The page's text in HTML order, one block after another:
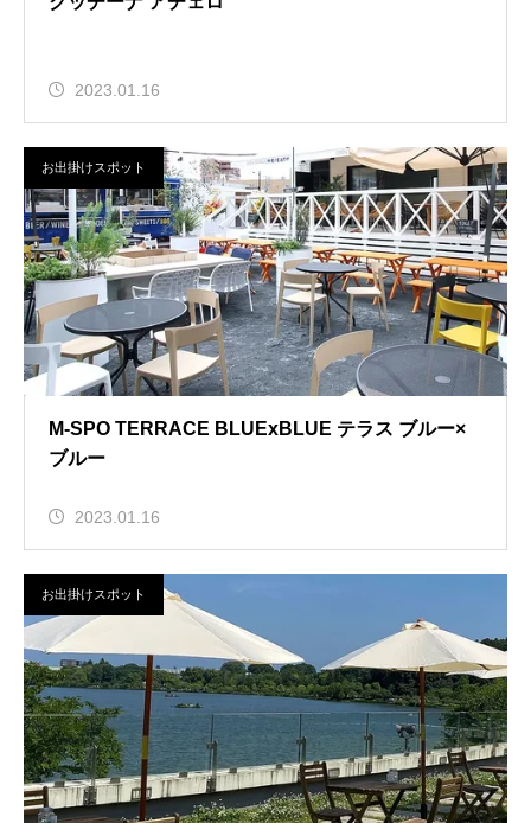
2023.01.16
お出掛けスポット
M-SPO TERRACE BLUExBLUE テラス ブルー×
ブルー
2023.01.16
お出掛けスポット